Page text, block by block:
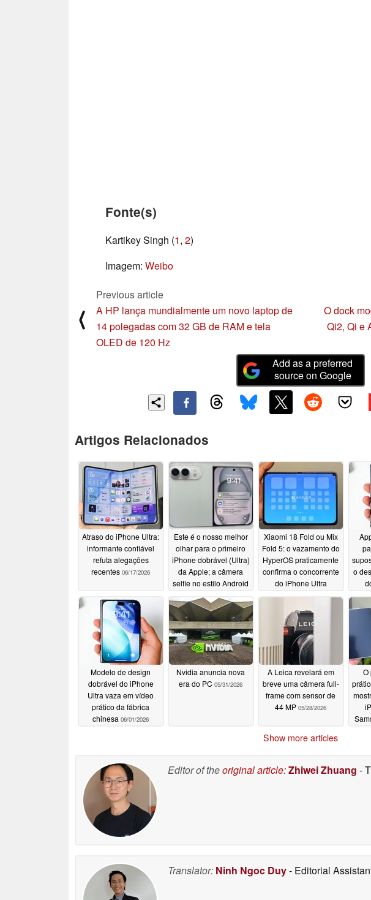
Fonte(s)
Kartikey Singh (1, 2)
Imagem: Weibo
⟨
Previous article
A HP lança mundialmente um novo laptop de
14 polegadas com 32 GB de RAM e tela
OLED de 120 Hz
O dock
Qi2, Qi e
Add as a preferred
source on Google
Artigos Relacionados
Atraso do iPhone Ultra:
informante confiável
refuta alegações
recentes 06/17/2026
Este é o nosso melhor
olhar para o primeiro
iPhone dobrável (Ultra)
da Apple; a câmera
selfie no estilo Android
06/07/2026
Xiaomi 18 Fold ou Mix
Fold 5: o vazamento do
HyperOS praticamente
confirma o concorrente
do iPhone Ultra
06/07/2026
o
Modelo de design
dobrável do iPhone
Ultra vaza em vídeo
prático da fábrica
chinesa 06/01/2026
Nvidia anuncia nova
era do PC 05/31/2026
A Leica revelará em
breve uma câmera full-
frame com sensor de
44 MP 05/28/2026
O
Show more articles
Editor of theoriginal article:Zhiwei Zhuang -
Translator: Ninh Ngoc Duy- Editorial